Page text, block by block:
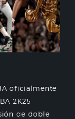
oficialmente
2K25
de doble